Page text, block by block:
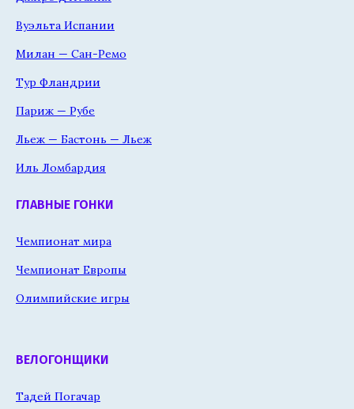
Вуэльта Испании
Милан — Сан-Ремо
Тур Фландрии
Париж — Рубе
Льеж — Бастонь — Льеж
Иль Ломбардия
ГЛАВНЫЕ ГОНКИ
Чемпионат мира
Чемпионат Европы
Олимпийские игры
ВЕЛОГОНЩИКИ
Тадей Погачар